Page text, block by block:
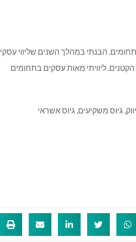
הבנתי במהלך השנים שליווי עסקי
ליוויתי מאות עסקים בתחומים
גיוס משקיעים, גיוס אשראי